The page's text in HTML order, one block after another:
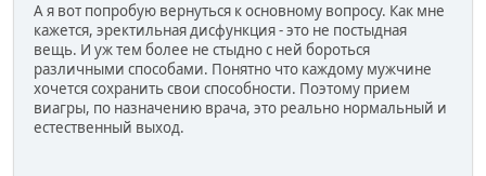
А я вот попробую вернуться к основному вопросу. Как мне
кажется, эректильная дисфункция - это не постыдная
вещь. И уж тем более не стыдно с ней бороться
различными способами. Понятно что каждому мужчине
хочется сохранить свои способности. Поэтому прием
виагры, по назначению врача, это реально нормальный и
естественный выход.